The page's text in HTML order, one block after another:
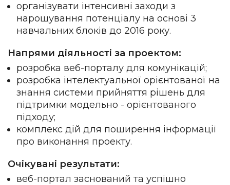
організувати інтенсивні заходи з
нарощування потенціалу на основі 3
навчальних блоків до 2016 року.
Напрями діяльності за проектом:
розробка веб-порталу для комунікацій;
розробка інтелектуальної орієнтованої на
знання системи прийняття рішень для
підтримки модельно - орієнтованого
підходу;
комплекс дій для поширення інформації
про виконання проекту.
Очікувані результати:
веб-портал заснований та успішно